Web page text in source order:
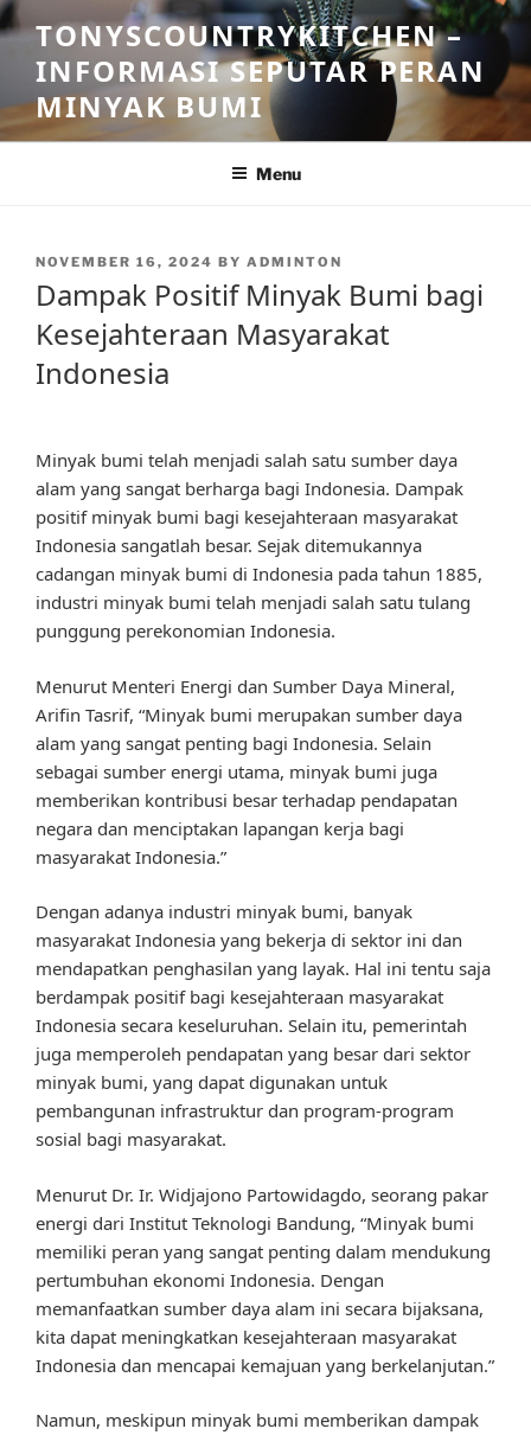
Skip
to
content
TONYSCOUNTRYKITCHEN –
INFORMASI SEPUTAR PERAN
MINYAK BUMI
Menu
POSTED
NOVEMBER 16, 2024 BY ADMINTON
Dampak Positif Minyak Bumi bagi
Kesejahteraan Masyarakat
Indonesia
Minyak bumi telah menjadi salah satu sumber daya
alam yang sangat berharga bagi Indonesia. Dampak
positif minyak bumi bagi kesejahteraan masyarakat
Indonesia sangatlah besar. Sejak ditemukannya
cadangan minyak bumi di Indonesia pada tahun 1885,
industri minyak bumi telah menjadi salah satu tulang
punggung perekonomian Indonesia.
Menurut Menteri Energi dan Sumber Daya Mineral,
Arifin Tasrif, “Minyak bumi merupakan sumber daya
alam yang sangat penting bagi Indonesia. Selain
sebagai sumber energi utama, minyak bumi juga
memberikan kontribusi besar terhadap pendapatan
negara dan menciptakan lapangan kerja bagi
masyarakat Indonesia.”
Dengan adanya industri minyak bumi, banyak
masyarakat Indonesia yang bekerja di sektor ini dan
mendapatkan penghasilan yang layak. Hal ini tentu saja
berdampak positif bagi kesejahteraan masyarakat
Indonesia secara keseluruhan. Selain itu, pemerintah
juga memperoleh pendapatan yang besar dari sektor
minyak bumi, yang dapat digunakan untuk
pembangunan infrastruktur dan program-program
sosial bagi masyarakat.
Menurut Dr. Ir. Widjajono Partowidagdo, seorang pakar
energi dari Institut Teknologi Bandung, “Minyak bumi
memiliki peran yang sangat penting dalam mendukung
pertumbuhan ekonomi Indonesia. Dengan
memanfaatkan sumber daya alam ini secara bijaksana,
kita dapat meningkatkan kesejahteraan masyarakat
Indonesia dan mencapai kemajuan yang berkelanjutan.”
Namun, meskipun minyak bumi memberikan dampak